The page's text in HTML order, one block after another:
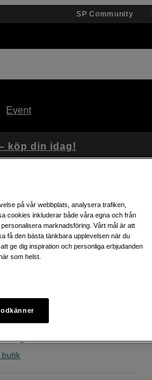
SP Community
Event
paper Rulle 24" x 30,5m 189gr
butik
köp din idag!
på vår webbplats, analysera trafiken,
cookies inkluderar både våra egna och från
marknadsföring. Vårt mål är att
få den bästa tänkbara upplevelsen när du
ge dig inspiration och personliga erbjudanden
som helst.